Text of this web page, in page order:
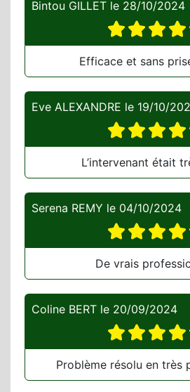
Bintou GILLET le 28/10/2024
Efficace et sans
Eve ALEXANDRE le 19/10/
L’intervenant était
Serena REMY le 04/10/2024
De vrais
Coline BERT le 20/09/2024
Problème résolu en très